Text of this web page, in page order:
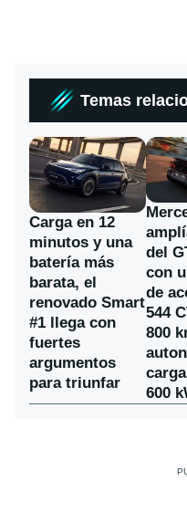
Temas
Carga en 12
minutos y una
batería más
barata, el
renovado Smart
#1 llega con
fuertes
argumentos
para triunfar
del
con
de
544
800
600